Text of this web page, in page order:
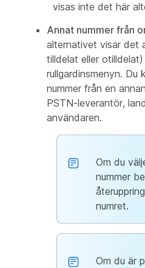
visas inte det här
Annat nummer från
alternativet visar det
tilldelat eller
rullgardinsmenyn. Du
nummer från en
PSTN-leverantör,
användaren.
Om du
nummer
numret.
Om du är